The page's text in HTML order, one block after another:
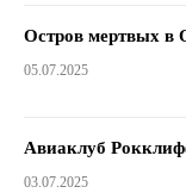
Остров мертвых в
05.07.2025
Авиаклуб
03.07.2025